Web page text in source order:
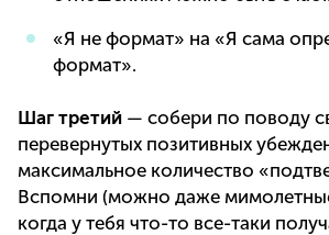
«Я не формат» на «Я сама
формат».
Шаг третий — собери по поводу
перевернутых позитивных
максимальное количество
Вспомни (можно даже
когда у тебя что-то все-таки